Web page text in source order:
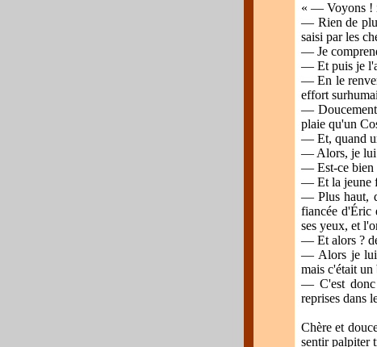
« — Voyons !
— Rien de
saisi par les
— Je
— Et puis je
— En le
effort
—
plaie qu'un
— Et, quand
— Alors, je lui
— Est-ce bien
— Et la jeune
— Plus haut,
fiancée d'Éric
ses yeux, et
— Et alors ?
— Alors je lui
mais c'était un
— C'est donc
reprises dans
Chère et
sentir palpiter